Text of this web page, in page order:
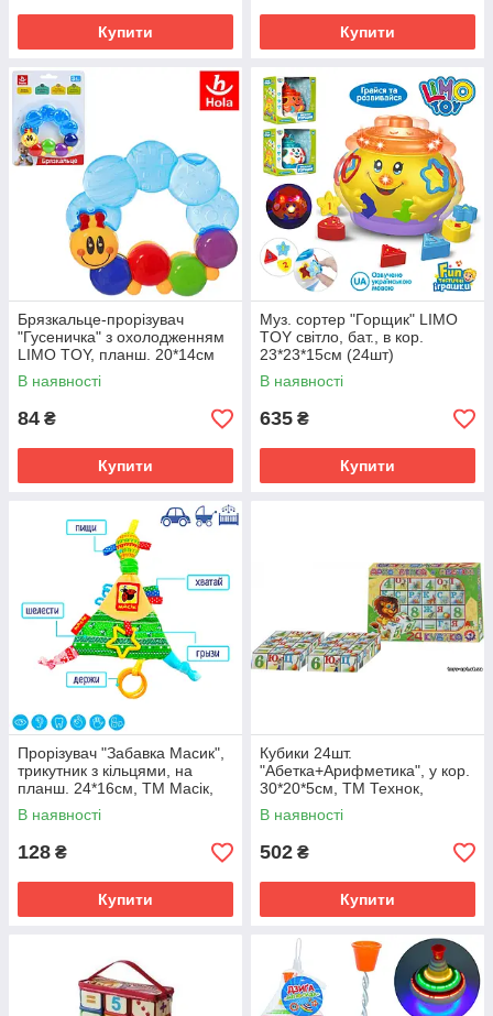
Купити Купити
Брязкальце-прорізувач
"Гусеничка" з охолодженням
LIMO TOY, планш. 20*14см
(96шт/4)
В наявності
84 ₴
Купити
Муз. сортер "Горщик" LIMO
TOY світло, бат., в кор.
23*23*15см (24шт)
В наявності
635 ₴
Купити
Прорізувач "Забавка Масик",
трикутник з кільцями, на
планш. 24*16см, ТМ Масік,
Україна
В наявності
128 ₴
Купити
Кубики 24шт.
"Абетка+Арифметика", у кор.
30*20*5см, ТМ Технок,
Вкраїна (20шт)
В наявності
502 ₴
Купити